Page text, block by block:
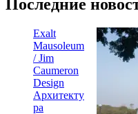
Последние
Exalt
Mausoleum
/ Jim
Caumeron
Design
Архитекту
ра